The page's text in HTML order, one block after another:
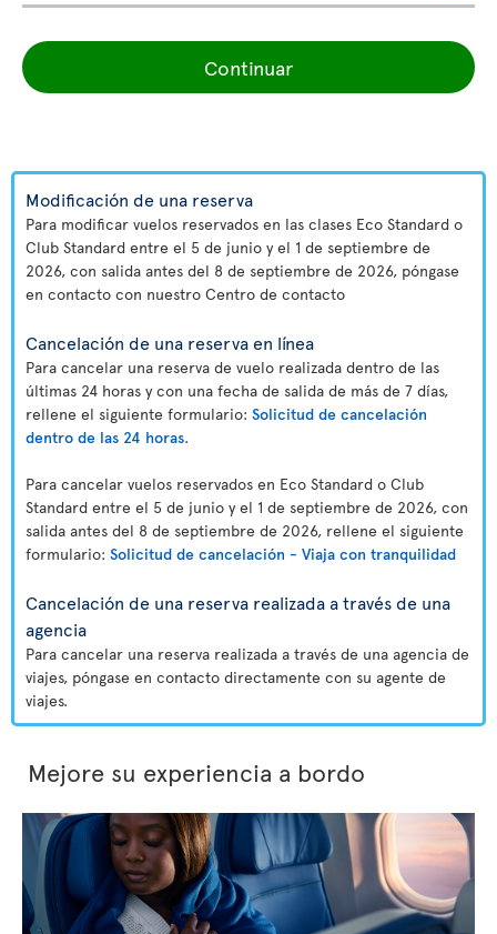
Continuar
Modificación de una reserva
Para modificar vuelos reservados en las clases Eco Standard o
Club Standard entre el 5 de junio y el 1 de septiembre de
2026, con salida antes del 8 de septiembre de 2026, póngase
en contacto con nuestro Centro de contacto
Cancelación de una reserva en línea
Para cancelar una reserva de vuelo realizada dentro de las
últimas 24 horas y con una fecha de salida de más de 7 días,
rellene el siguiente formulario: Solicitud de cancelación
dentro de las 24 horas.
Para cancelar vuelos reservados en Eco Standard o Club
Standard entre el 5 de junio y el 1 de septiembre de 2026, con
salida antes del 8 de septiembre de 2026, rellene el siguiente
formulario: Solicitud de cancelación - Viaja con tranquilidad
Cancelación de una reserva realizada a través de una
agencia
Para cancelar una reserva realizada a través de una agencia de
viajes, póngase en contacto directamente con su agente de
viajes.
Mejore su experiencia a bordo